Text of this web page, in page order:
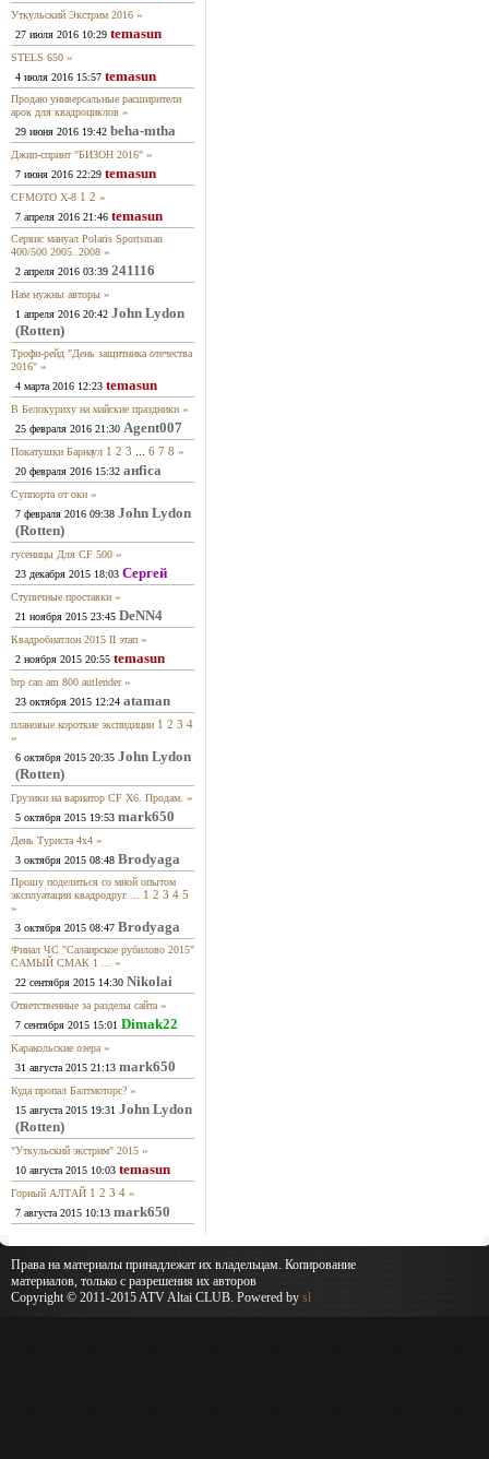
Уткульский Экстрим 2016 »
27 июля 2016 10:29 temasun
STELS 650 »
4 июля 2016 15:57 temasun
Продаю универсальные расширители
арок для квадроциклов »
29 июня 2016 19:42 beha-mtha
Джип-спринт "БИЗОН 2016" »
7 июня 2016 22:29 temasun
CFMOTO X-8 1 2 »
7 апреля 2016 21:46 temasun
Сервис мануал Polaris Sportsman
400/500 2005..2008 »
2 апреля 2016 03:39 241116
Нам нужны авторы »
1 апреля 2016 20:42 John Lydon
(Rotten)
Трофи-рейд "День защитника отечества
2016" »
4 марта 2016 12:23 temasun
В Белокуриху на майские праздники »
25 февраля 2016 21:30 Agent007
Покатушки Барнаул 1 2 3 6 7 8 »
20 февраля 2016 15:32 анfiса
Суппорта от оки »
7 февраля 2016 09:38 John Lydon
(Rotten)
гусеницы Для CF 500 »
23 декабря 2015 18:03 Сергей
Ступичные проставки »
21 ноября 2015 23:45 DeNN4
Квадробиатлон 2015 II этап »
2 ноября 2015 20:55 temasun
brp can am 800 autlender »
23 октября 2015 12:24 ataman
плановые короткие экспидиции 1 2 3 4
»
6 октября 2015 20:35 John Lydon
(Rotten)
Грузики на вариатор CF X6. Продам. »
5 октября 2015 19:53 mark650
День Туриста 4х4 »
3 октября 2015 08:48 Brodyaga
Прошу поделиться со мной опытом
эксплуатации квадродруг ...
1 2 3 4 5
»
3 октября 2015 08:47 Brodyaga
Финал ЧС "Салаирское рубилово 2015"
САМЫЙ СМАК 1 ...
»
22 сентября 2015 14:30 Nikolai
Ответственные за разделы сайта »
7 сентября 2015 15:01 Dimak22
Каракольские озера »
31 августа 2015 21:13 mark650
Куда пропал Балтмоторс? »
15 августа 2015 19:31 John Lydon
(Rotten)
"Уткульский экстрим" 2015 »
10 августа 2015 10:03 temasun
Горный АЛТАЙ 1 2 3 4 »
7 августа 2015 10:13 mark650
Права на материалы принадлежат их владельцам. Копирование
материалов, только с разрешения их авторов
Copyright © 2011-2015 ATV Altai CLUB. Powered by sl